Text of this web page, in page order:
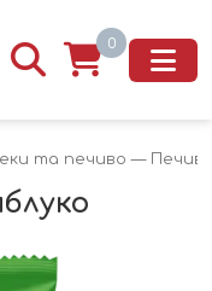
0
та печиво — Печиво